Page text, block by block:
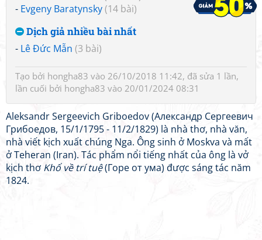
- Evgeny Baratynsky(14 bài)
Dịch giả nhiều bài nhất
- Lê Đức Mẫn (3 bài)
Tạo bởi hongha83 vào 26/10/2018 11:42, đã sửa 1 lần,
lần cuối bởi hongha83 vào 20/01/2024 08:31
Aleksandr Sergeevich Griboedov (Александр Сергеевич
Грибоедов, 15/1/1795 - 11/2/1829) là nhà thơ, nhà văn,
nhà viết kịch xuất chúng Nga. Ông sinh ở Moskva và mất
ở Teheran (Iran). Tác phẩm nổi tiếng nhất của ông là vở
kịch thơ Khổ về trí tuệ(Горе от ума) được sáng tác năm
1824.